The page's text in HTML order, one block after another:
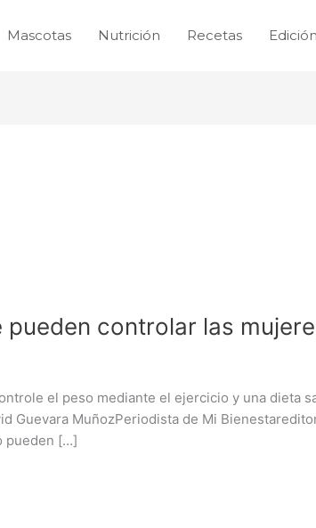
Mascotas Nutrición Recetas
controlar las
el peso mediante el ejercicio y una dieta
Guevara MuñozPeriodista de Mi
pueden […]